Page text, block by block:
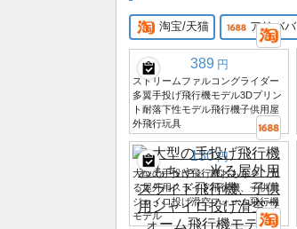
淘宝/天猫 アリババ
389 円
ストリームファルコングライダー
多翼手投げ飛行機モデル3Dプリン
ト耐落下性モデル飛行機子供用屋
外飛行玩具
130 円
大型の手投げ飛行機おもちゃ、光
る屋外用スライド飛行機、子供用
ジャイロ投げ滑空フォーム飛行機
モデル